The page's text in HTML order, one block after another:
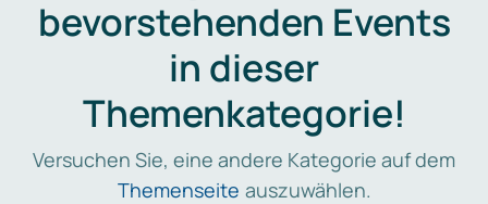
bevorstehenden Events
in dieser
Themenkategorie!
Versuchen Sie, eine andere Kategorie auf dem
Themenseite auszuwählen.